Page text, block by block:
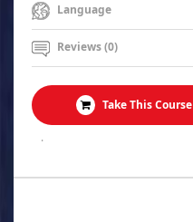
Language
Reviews (0)
Take This Course
.